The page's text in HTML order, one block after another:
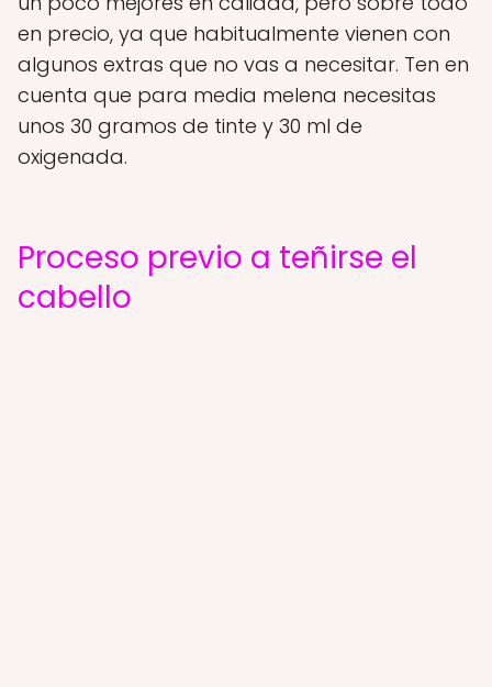
en precio, ya que habitualmente vienen con
algunos extras que no vas a necesitar. Ten en
cuenta que para media melena necesitas
unos 30 gramos de tinte y 30 ml de
oxigenada.
Proceso previo a teñirse el
cabello